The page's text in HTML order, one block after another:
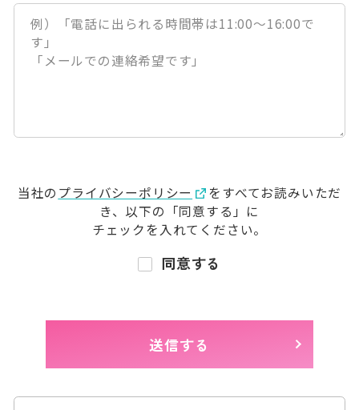
当社の プライバシーポリシー
をすべてお読みいただ
き、 以下の「同意する」に
チェックを入れてください。
同意する